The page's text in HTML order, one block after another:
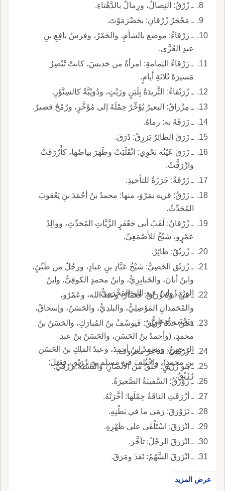
ـ زُرْقُ: النِصالُ، ورِمالٌ بالدَّهْناءِ.
ـ مَحْجَرُ زُرْقانِ: بحَضْرَمَوْتَ.
ـ زَرْقاءُ: موضع بالشأمِ، والخَمْرُ، وفرسُ نافِعِ بنِ
عبدِ العُزَّى.
ـ زَرْقاءُ اليَمامةِ: امرأةٌ من جَديسَ، كانتْ تُبْصِرُ
مَسيرَةَ ثَلاثةِ أيامٍ.
ـ زُرَيْقاءُ: الثَّريدَةُ بِلَبَنٍ وزَيْتٍ، ودُوَيْبَّةٌ كالسِنَّوْرِ.
ـ مِزْراقُ: البعيرُ يُؤَخِّرُ حِمْلَهُ إلى مُؤَخَّرٍ، ورُمْحٌ قصيرٌ.
ـ زَرَقَهُ به: رماهُ.
ـ زَرَقَ الطائِرُ يَزرِقُ: ذَرَقَ.
ـ زَرَقَ عَيْنُه نَحْوِي: انْقَلَبَتْ وظَهَرَ بياضُها، كأَزْرَقَتْ
وازْرَقَّتْ.
ـ زَرْقَةُ: خَرَزَةٌ للتأخيذِ.
ـ زَرْقُ: قرية بمَرْوَ، منها: محمدُ بنُ أحْمَدَ بنِ يَعْقوبَ
المُحَدِّثُ.
ـ زُرْقانُ: لَقَبُ أبي جَعْفَرٍ الزَّيَّاتِ المُحَدِّثِ، ووالِدُ
عَمْرٍو، شَيْخٌ للأَصْمَعِيِّ.
ـ زُرَيْقُ: طائِرٌ.
ـ زُرَيْق الخَصِيُّ: شَيْخُ عَبَّادِ بنِ عبادٍ، ورجُلٌ من طَيِّئٍ،
وابنُ أبانَ، والخَبايِرِيُّ، وابنُ محمدٍ الكوفِيُّ، وابنُ
الوَرْدِ، وابنُ عبدِ الله المَخْرَمِيُّ.
ـ مَنْ أبوهُ زُرَيْقٌ: فَعَمَّارٌ، وعبدُ الله، وعَمْرٌو،
والمُحَمدانِ المَوْصِلِيُّ، والبلدِيُّ، والحَسَنُ، وإسحاقُ،
ويَحْيَى، وعلِيٌّ.
ـ من جَدُّهُ زُرَيْقٌ: فَيوسُفُ بنُ المُبارَكِ، والحَسَنُ بنُ
محمدٍ، (وأحمدُ بنُ الحَسَنِ، والحَسَنُ بنُ عبدِ
الرحمنِ، ومحمدُ ابنُ أحمدَ، وعبدُ المَلِكِ بنُ الحَسَنِ
بنِ محمدٍ)، واخْتُلِفَ في مسلِمِ بنِ زُرَيْقٍ، فقيلَ:
رُزَيْقٌ.
ـ زُرَيْقِيُّ: شاعِرٌ معروف.
ـ بَنو زُرَيْقٍ: خَلْقٌ من الأنْصارِ، والنِّسْبَةُ: رُزَقِيٌّ.
ـ زَوْرَقُ: السَّفينَةُ الصَّغيرَةُ.
ـ أزْرَقَتِ الناقَةُ حِمْلَها: أخَّرَتْهُ.
ـ تَزَوْرَقَ: رَمَى ما في بَطْنِهِ.
ـ انْزَرَقَ: اسْتَلْقَى على ظَهْرِهِ.
ـ انْزَرَقَ الرحْلُ: تأخَّرَ.
ـ انْزَرَقَ السَّهْمُ: نَفَذَ ومَرَقَ.
عرض المزيد